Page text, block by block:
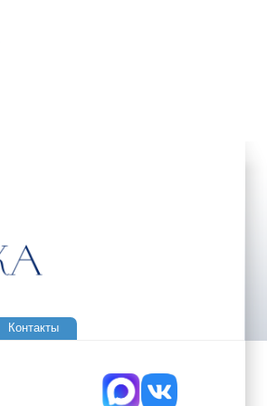
Контакты